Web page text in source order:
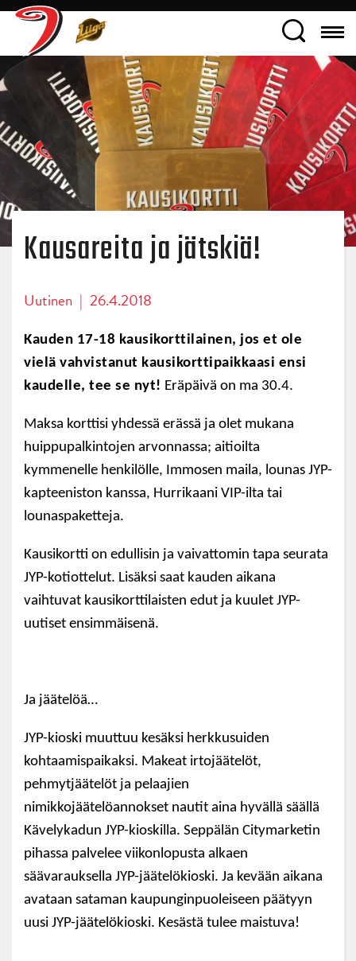
Kausareita ja jätskiä!
Uutinen | 26.4.2018
Kauden 17-18 kausikorttilainen, jos et ole
vielä vahvistanut kausikorttipaikkaasi ensi
kaudelle, tee se nyt! Eräpäivä on ma 30.4.
Maksa korttisi yhdessä erässä ja olet mukana
huippupalkintojen arvonnassa; aitioilta
kymmenelle henkilölle, Immosen maila, lounas JYP-
kapteeniston kanssa, Hurrikaani VIP-ilta tai
lounaspaketteja.
Kausikortti on edullisin ja vaivattomin tapa seurata
JYP-kotiottelut. Lisäksi saat kauden aikana
vaihtuvat kausikorttilaisten edut ja kuulet JYP-
uutiset ensimmäisenä.
Ja jäätelöä…
JYP-kioski muuttuu kesäksi herkkusuiden
kohtaamispaikaksi. Makeat irtojäätelöt,
pehmytjäätelöt ja pelaajien
nimikkojäätelöannokset nautit aina hyvällä säällä
Kävelykadun JYP-kioskilla. Seppälän Citymarketin
pihassa palvelee viikonlopusta alkaen
säävarauksella JYP-jäätelökioski. Ja kevään aikana
avataan sataman kaupunginpuoleiseen päätyyn
uusi JYP-jäätelökioski. Kesästä tulee maistuva!